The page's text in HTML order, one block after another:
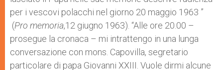
per i vescovi polacchi nel giorno 20 maggio 1963 ”
(Pro memoria,12 giugno 1963). “Alle ore 20.00 –
prosegue la cronaca – mi intrattengo in una lunga
conversazione con mons. Capovilla, segretario
particolare di papa Giovanni XXIII. Vuole dirmi alcune